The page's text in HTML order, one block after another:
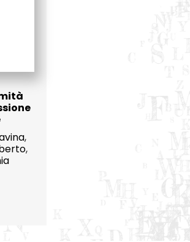
,
,